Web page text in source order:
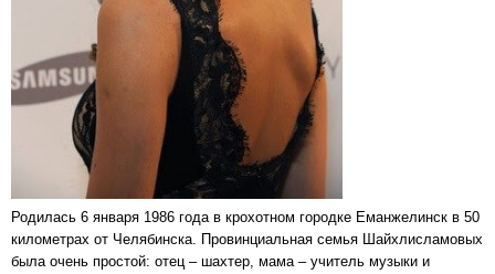
Родилась 6 января 1986 года в крохотном городке Еманжелинск в 50
километрах от Челябинска. Провинциальная семья Шайхлисламовых
была очень простой: отец – шахтер, мама – учитель музыки и